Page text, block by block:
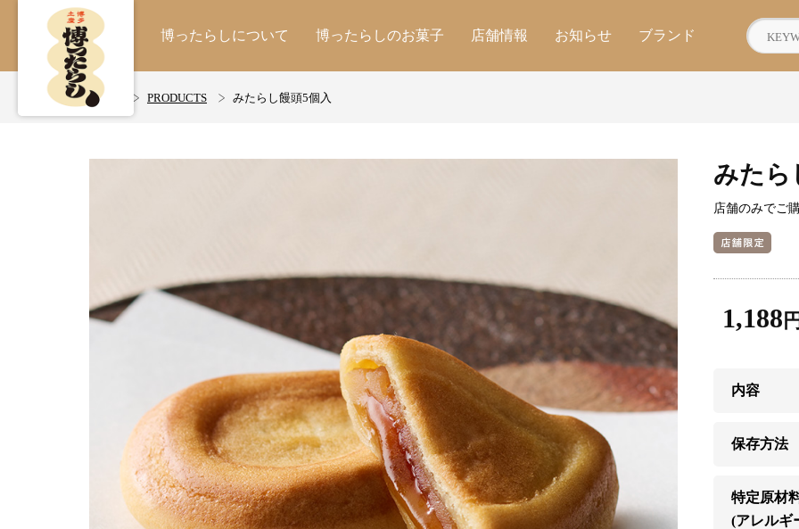
博ったらしについて 博ったらしのお菓子 店舗情報 お知らせ ブランド
ホーム PRODUCTS みたらし饅頭5個入
みたら
店舗のみでご
1,188 円
内容
保存方法
特定原材
(アレルギ